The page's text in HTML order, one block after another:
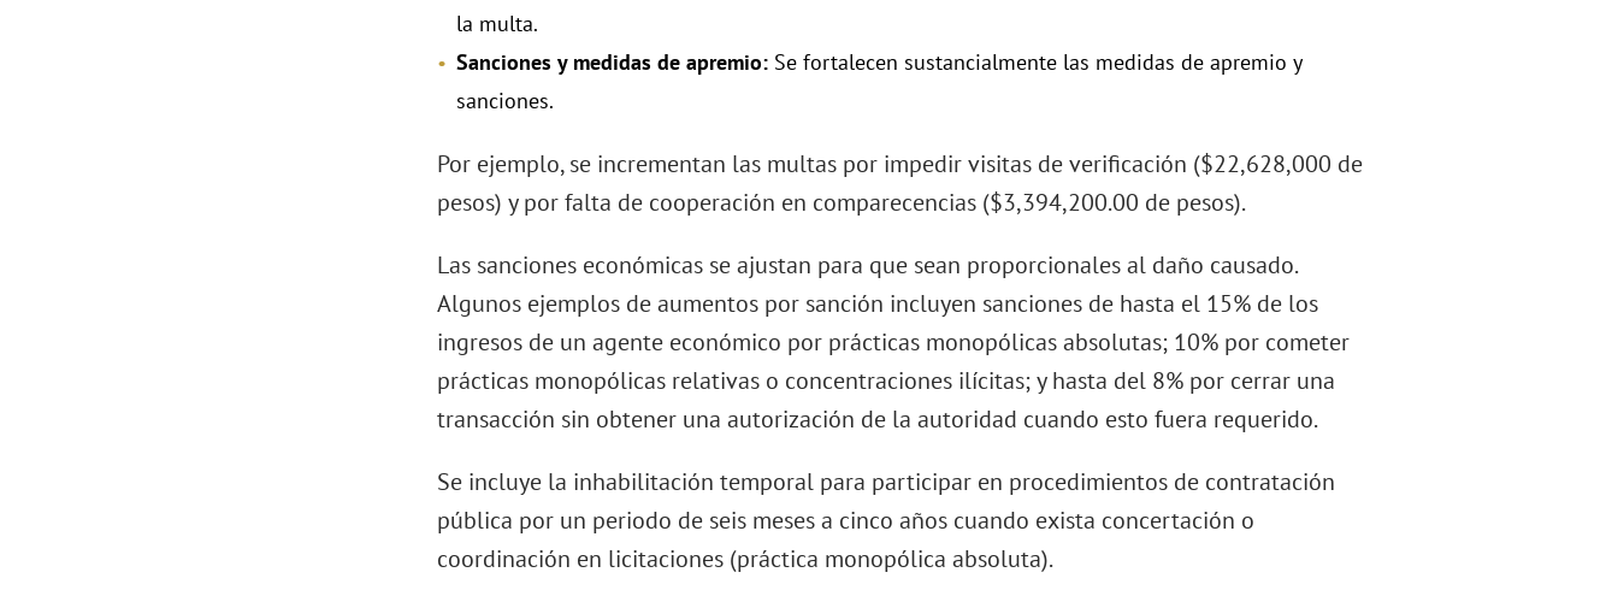
la multa.
Sanciones y medidas de apremio: Se fortalecen sustancialmente las medidas de apremio y
sanciones.
Por ejemplo, se incrementan las multas por impedir visitas de verificación ($22,628,000 de
pesos) y por falta de cooperación en comparecencias ($3,394,200.00 de pesos).
Las sanciones económicas se ajustan para que sean proporcionales al daño causado.
Algunos ejemplos de aumentos por sanción incluyen sanciones de hasta el 15% de los
ingresos de un agente económico por prácticas monopólicas absolutas; 10% por cometer
prácticas monopólicas relativas o concentraciones ilícitas; y hasta del 8% por cerrar una
transacción sin obtener una autorización de la autoridad cuando esto fuera requerido.
Se incluye la inhabilitación temporal para participar en procedimientos de contratación
pública por un periodo de seis meses a cinco años cuando exista concertación o
coordinación en licitaciones (práctica monopólica absoluta).